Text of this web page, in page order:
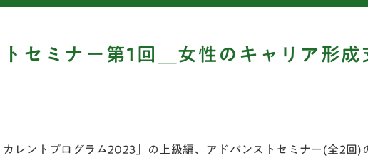
セミナー第1回＿女性のキャリア形
レントプログラム2023」の上級編、アドバンストセミナー(全2回)